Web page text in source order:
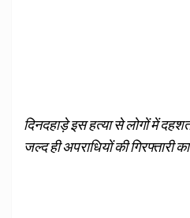
दिनदहाड़े इस हत्या से लोगों में
जल्द ही अपराधियों की गिरफ्तारी